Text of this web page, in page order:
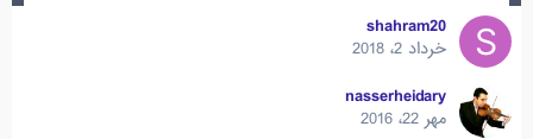
shahram20
خرداد 2، 2018
nasserheidary
مهر 22، 2016